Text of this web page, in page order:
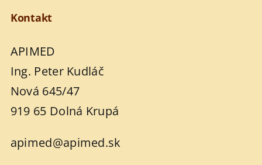
Kontakt
APIMED
Ing. Peter Kudláč
Nová 645/47
919 65 Dolná Krupá
apimed@apimed.sk